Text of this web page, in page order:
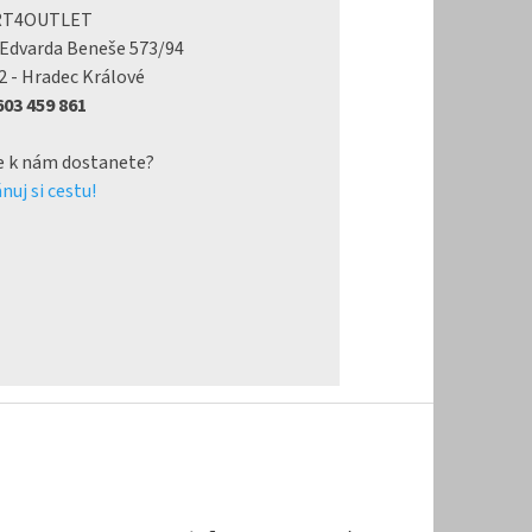
Beneše 573/94
- Hradec Králové
459 861
k nám dostanete?
si cestu!